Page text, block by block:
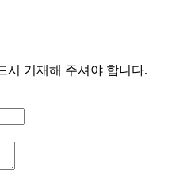
시 기재해 주셔야 합니다.